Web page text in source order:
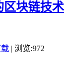
区块链技术
| 浏览:972